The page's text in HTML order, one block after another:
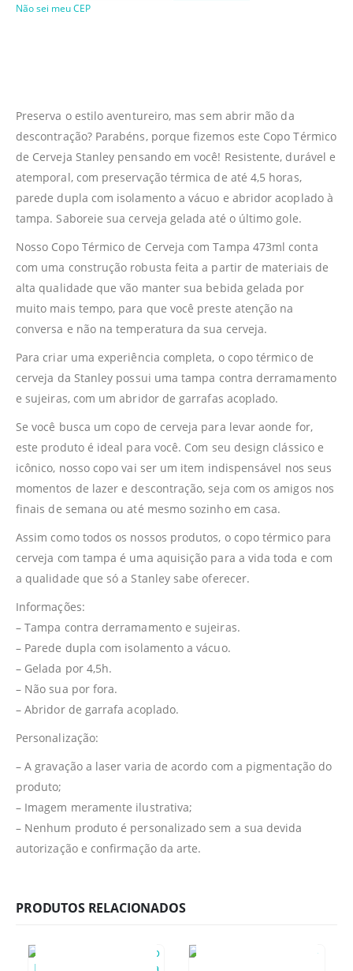
Não sei meu CEP
Preserva o estilo aventureiro, mas sem abrir mão da
descontração? Parabéns, porque fizemos este Copo Térmico
de Cerveja Stanley pensando em você! Resistente, durável e
atemporal, com preservação térmica de até 4,5 horas,
parede dupla com isolamento a vácuo e abridor acoplado à
tampa. Saboreie sua cerveja gelada até o último gole.
Nosso Copo Térmico de Cerveja com Tampa 473ml conta
com uma construção robusta feita a partir de materiais de
alta qualidade que vão manter sua bebida gelada por
muito mais tempo, para que você preste atenção na
conversa e não na temperatura da sua cerveja.
Para criar uma experiência completa, o copo térmico de
cerveja da Stanley possui uma tampa contra derramamento
e sujeiras, com um abridor de garrafas acoplado.
Se você busca um copo de cerveja para levar aonde for,
este produto é ideal para você. Com seu design clássico e
icônico, nosso copo vai ser um item indispensável nos seus
momentos de lazer e descontração, seja com os amigos nos
finais de semana ou até mesmo sozinho em casa.
Assim como todos os nossos produtos, o copo térmico para
cerveja com tampa é uma aquisição para a vida toda e com
a qualidade que só a Stanley sabe oferecer.
Informações:
– Tampa contra derramamento e sujeiras.
– Parede dupla com isolamento a vácuo.
– Gelada por 4,5h.
– Não sua por fora.
– Abridor de garrafa acoplado.
Personalização:
– A gravação a laser varia de acordo com a pigmentação do
produto;
– Imagem meramente ilustrativa;
– Nenhum produto é personalizado sem a sua devida
autorização e confirmação da arte.
PRODUTOS RELACIONADOS